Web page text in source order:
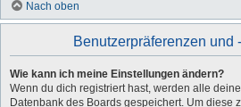
Nach oben
Benutzerpräferenzen und
Wie kann ich meine Einstellungen ändern?
Wenn du dich registriert hast, werden alle
Datenbank des Boards gespeichert. Um diese